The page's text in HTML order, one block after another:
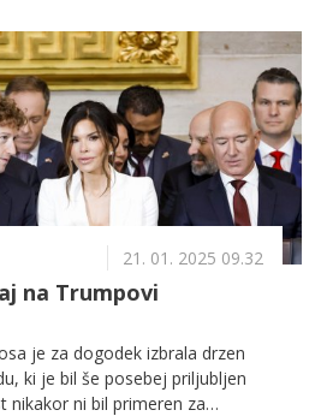
21. 01. 2025 09.32
na Trumpovi
je za dogodek izbrala drzen
ki je bil še posebej priljubljen
nikakor ni bil primeren za